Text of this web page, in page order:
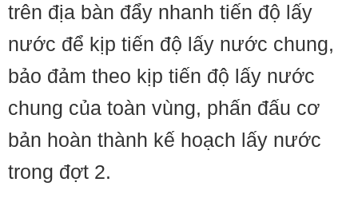
trên địa bàn đẩy nhanh tiến độ lấy
nước để kịp tiến độ lấy nước chung,
bảo đảm theo kịp tiến độ lấy nước
chung của toàn vùng, phấn đấu cơ
bản hoàn thành kế hoạch lấy nước
trong đợt 2.